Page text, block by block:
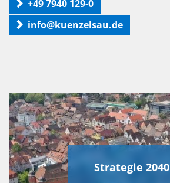
+49 7940 129-0
info@kuenzelsau.de
Strategie 2040